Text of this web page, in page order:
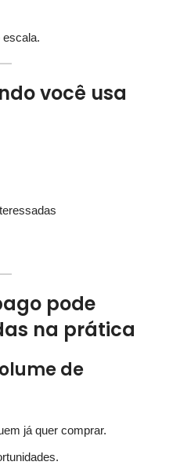
você usa
pode
na prática
de
já quer comprar.